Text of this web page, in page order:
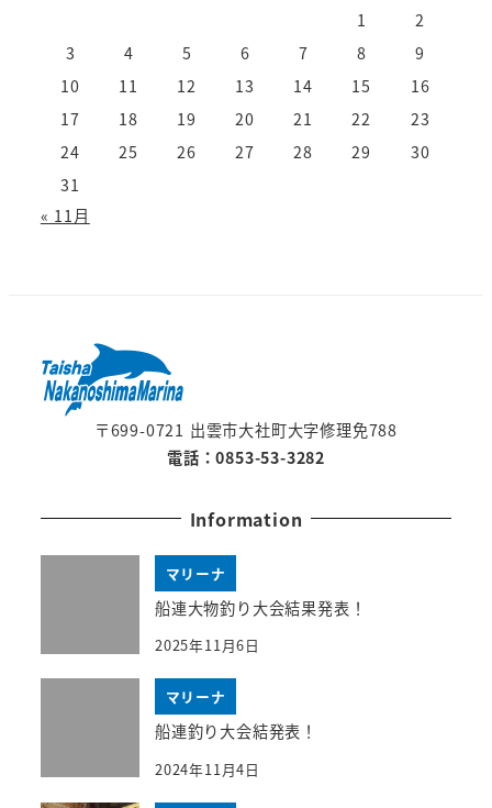
1
2
3
4 5 6 7 8
9
10
11 12 13 14 15
16
17
18 19 20 21 22
23
24
25 26 27 28 29
30
31
« 11月
〒699-0721 出雲市大社町大字修理免788
電話：0853-53-3282
Information
マリーナ
船連大物釣り大会結果発表！
2025年11月6日
マリーナ
船連釣り大会結発表！
2024年11月4日